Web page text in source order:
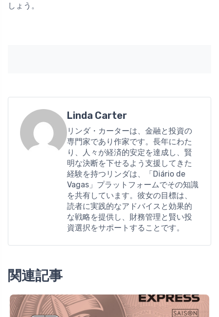
しょう。
Linda Carter
リンダ・カーターは、金融と投資の
専門家であり作家です。長年にわた
り、人々が経済的安定を達成し、賢
明な決断を下せるよう支援してきた
経験を持つリンダは、「Diário de
Vagas」プラットフォームでその知識
を共有しています。彼女の目標は、
読者に実践的なアドバイスと効果的
な戦略を提供し、財務管理と賢い投
資選択をサポートすることです。
関連記事